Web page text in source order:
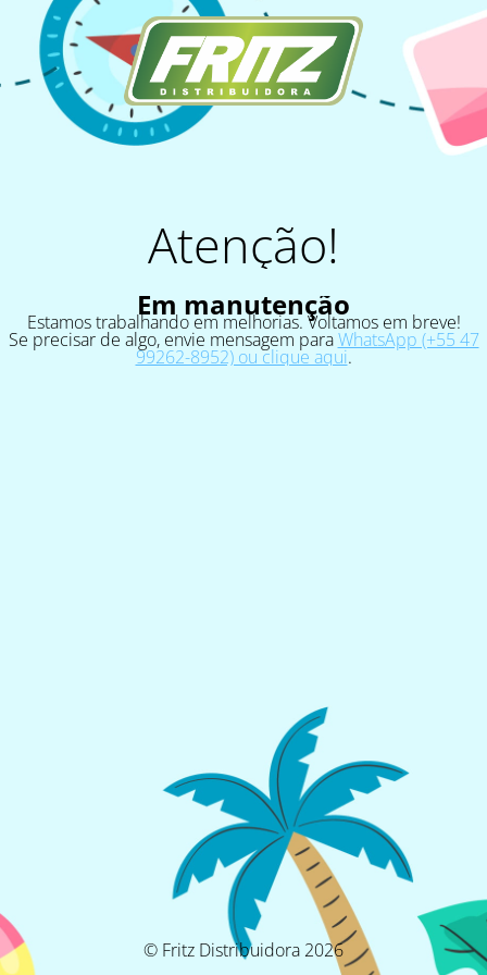
Atenção!
Em manutenção
Estamos trabalhando em melhorias. Voltamos em breve!
Se precisar de algo, envie mensagem paraWhatsApp (+55 47
99262-8952) ou clique aqui.
© Fritz Distribuidora 2026